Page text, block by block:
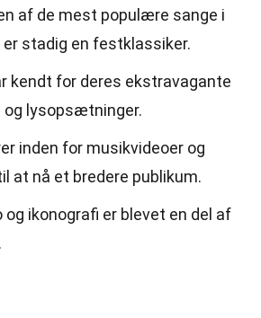
af de mest populære sange i
er stadig en festklassiker.
kendt for deres ekstravagante
lysopsætninger.
inden for musikvideoer og
at nå et bredere publikum.
og ikonografi er blevet en del af